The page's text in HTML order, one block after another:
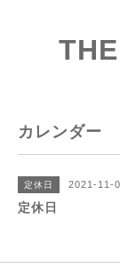
カレンダー
定休日 2021-11-
定休日